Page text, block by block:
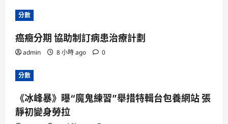
分數
癌癥分期 協助制訂病患治療計劃
admin 8 小時 ago 0
分數
《冰峰暴》曝“魔鬼練習”舉措特輯台包養網站 張
靜初變身勞拉